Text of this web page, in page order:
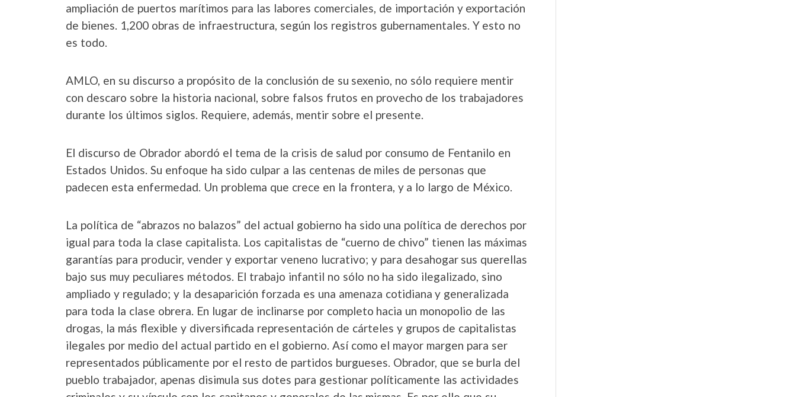
ampliación de puertos marítimos para las labores comerciales, de importación y exportación
de bienes. 1,200 obras de infraestructura, según los registros gubernamentales. Y esto no
es todo.
AMLO, en su discurso a propósito de la conclusión de su sexenio, no sólo requiere mentir
con descaro sobre la historia nacional, sobre falsos frutos en provecho de los trabajadores
durante los últimos siglos. Requiere, además, mentir sobre el presente.
El discurso de Obrador abordó el tema de la crisis de salud por consumo de Fentanilo en
Estados Unidos. Su enfoque ha sido culpar a las centenas de miles de personas que
padecen esta enfermedad. Un problema que crece en la frontera, y a lo largo de México.
La política de “abrazos no balazos” del actual gobierno ha sido una política de derechos por
igual para toda la clase capitalista. Los capitalistas de “cuerno de chivo” tienen las máximas
garantías para producir, vender y exportar veneno lucrativo; y para desahogar sus querellas
bajo sus muy peculiares métodos. El trabajo infantil no sólo no ha sido ilegalizado, sino
ampliado y regulado; y la desaparición forzada es una amenaza cotidiana y generalizada
para toda la clase obrera. En lugar de inclinarse por completo hacia un monopolio de las
drogas, la más flexible y diversificada representación de cárteles y grupos de capitalistas
ilegales por medio del actual partido en el gobierno. Así como el mayor margen para ser
representados públicamente por el resto de partidos burgueses. Obrador, que se burla del
pueblo trabajador, apenas disimula sus dotes para gestionar políticamente las actividades